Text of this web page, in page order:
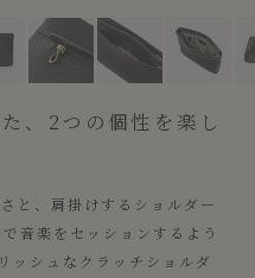
ダー 《Session》 - Black -
、2つの個性を楽し
と、肩掛けするショルダー
音楽をセッションするよう
ッシュなクラッチショルダ